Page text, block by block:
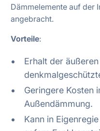
Dämmelemente auf der
angebracht.
Vorteile:
Erhalt der
Geringere Kosten
Außendämmung.
Kann in